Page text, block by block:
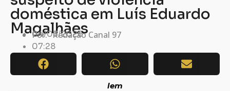
doméstica em Luís Eduardo
Magalhães
Por: Redação Canal 97
04/03/2026
07:28
lem